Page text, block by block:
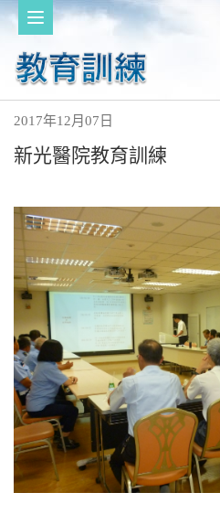
2017年12月07日
新光醫院教育訓練